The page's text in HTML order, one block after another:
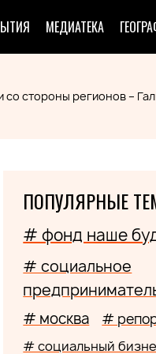
МЕДИАТЕКА
стороны регионов –
ПОПУЛЯРНЫЕ
# фонд наше
# социальное
# москва #
# социальный